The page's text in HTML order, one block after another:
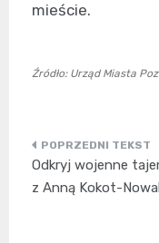
mieście.
Źródło: Urząd Miasta
Nawigacja
wpisu
Odkryj wojenne
z Anną Kokot-